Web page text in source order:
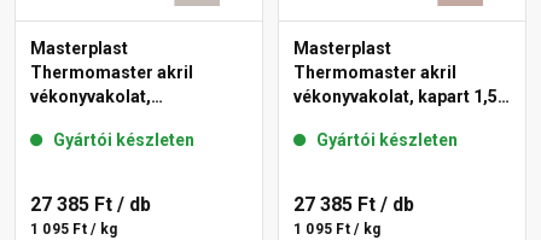
Masterplast
Thermomaster akril
vékonyvakolat,
49-D 25 kg
Gyártói készleten
27 385 Ft / db
1 095 Ft / kg
Masterplast
Thermomaster akril
vékonyvakolat, kapart 1,5
Gyártói készleten
27 385 Ft / db
1 095 Ft / kg